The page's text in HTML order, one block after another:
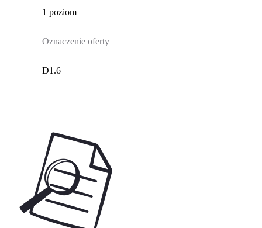
1 poziom
Oznaczenie oferty
D1.6